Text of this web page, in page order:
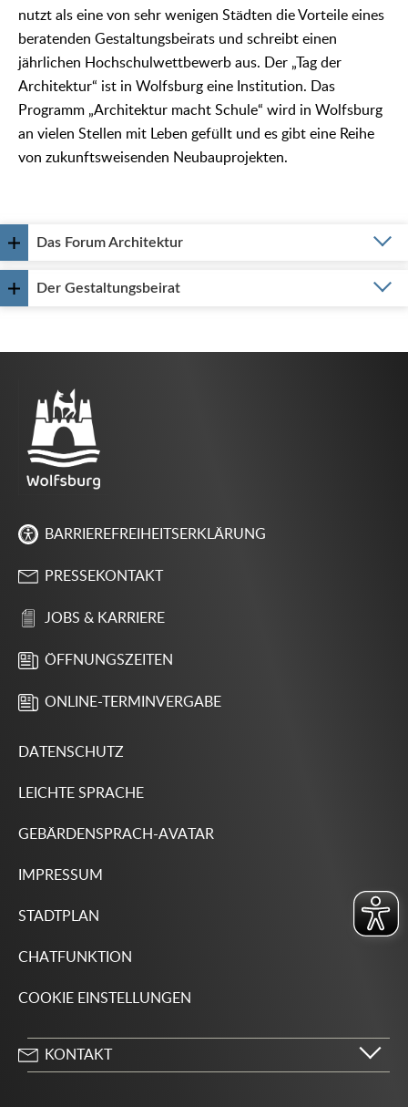
nutzt als eine von sehr wenigen Städten die Vorteile eines
beratenden Gestaltungsbeirats und schreibt einen
jährlichen Hochschulwettbewerb aus. Der „Tag der
Architektur“ ist in Wolfsburg eine Institution. Das
Programm „Architektur macht Schule“ wird in Wolfsburg
an vielen Stellen mit Leben gefüllt und es gibt eine Reihe
von zukunftsweisenden Neubauprojekten.
Das Forum Architektur
Der Gestaltungsbeirat
BARRIEREFREIHEITSERKLÄRUNG
PRESSEKONTAKT
JOBS & KARRIERE
ÖFFNUNGSZEITEN
ONLINE-TERMINVERGABE
DATENSCHUTZ
LEICHTE SPRACHE
GEBÄRDENSPRACH-AVATAR
IMPRESSUM
STADTPLAN
CHATFUNKTION
COOKIE EINSTELLUNGEN
KONTAKT